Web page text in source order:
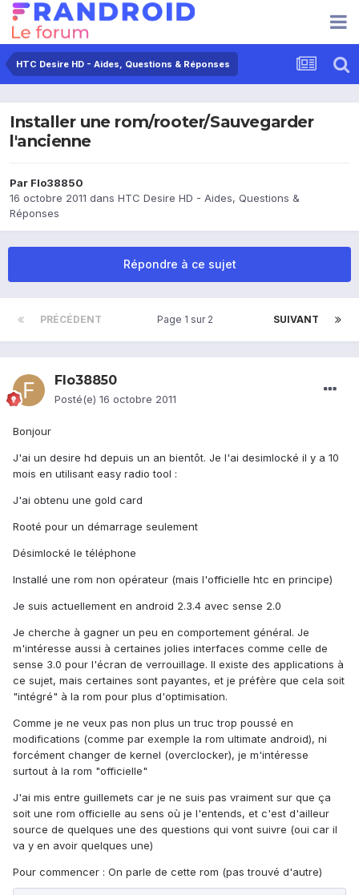
HTC Desire HD - Aides, Questions & Réponses
Installer une rom/rooter/Sauvegarder
l'ancienne
Par Flo38850
16 octobre 2011 dans HTC Desire HD - Aides, Questions &
Réponses
Répondre à ce sujet
PRÉCÉDENT SUIVANT
Page 1 sur 2
Flo38850
Posté(e) 16 octobre 2011
Bonjour
J'ai un desire hd depuis un an bientôt. Je l'ai desimlocké il y a 10
mois en utilisant easy radio tool :
J'ai obtenu une gold card
Rooté pour un démarrage seulement
Désimlocké le téléphone
Installé une rom non opérateur (mais l'officielle htc en principe)
Je suis actuellement en android 2.3.4 avec sense 2.0
Je cherche à gagner un peu en comportement général. Je
m'intéresse aussi à certaines jolies interfaces comme celle de
sense 3.0 pour l'écran de verrouillage. Il existe des applications à
ce sujet, mais certaines sont payantes, et je préfère que cela soit
"intégré" à la rom pour plus d'optimisation.
Comme je ne veux pas non plus un truc trop poussé en
modifications (comme par exemple la rom ultimate android), ni
forcément changer de kernel (overclocker), je m'intéresse
surtout à la rom "officielle"
J'ai mis entre guillemets car je ne suis pas vraiment sur que ça
soit une rom officielle au sens où je l'entends, et c'est d'ailleur
source de quelques une des questions qui vont suivre (oui car il
va y en avoir quelques une)
Pour commencer : On parle de cette rom (pas trouvé d'autre)